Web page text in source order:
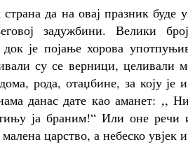
да на овај празник буде
задужбини. Велики
је појање хорова
су се верници,
рода, отаџбине, за коју је
данас дате као аманет: ,,
ја браним!“ Или оне речи
царство, а небеско увјек